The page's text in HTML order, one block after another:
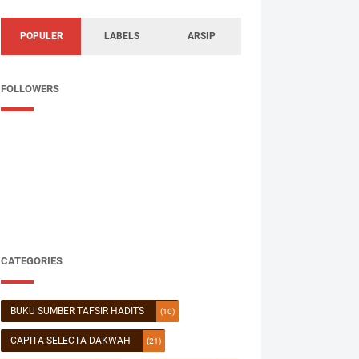
POPULER LABELS ARSIP
FOLLOWERS
CATEGORIES
BUKU SUMBER TAFSIR HADITS (10)
CAPITA SELECTA DAKWAH (21)